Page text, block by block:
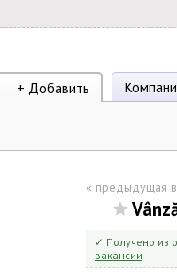
+ Добавить
« предыдущая
✓ Получено из
вакансии